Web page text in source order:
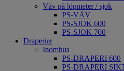
Väv på löpmeter / sjok
PS-VÄV
PS-SJOK 600
PS-SJOK 700
Draperier
Inomhus
PS-DRAPERI 600
PS-DRAPERI